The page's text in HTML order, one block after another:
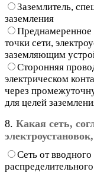
Заземлитель,
заземления
Преднамеренное
точки сети,
заземляющим
Сторонняя
электрическом
через
для целей
8. Какая сеть,
Сеть от